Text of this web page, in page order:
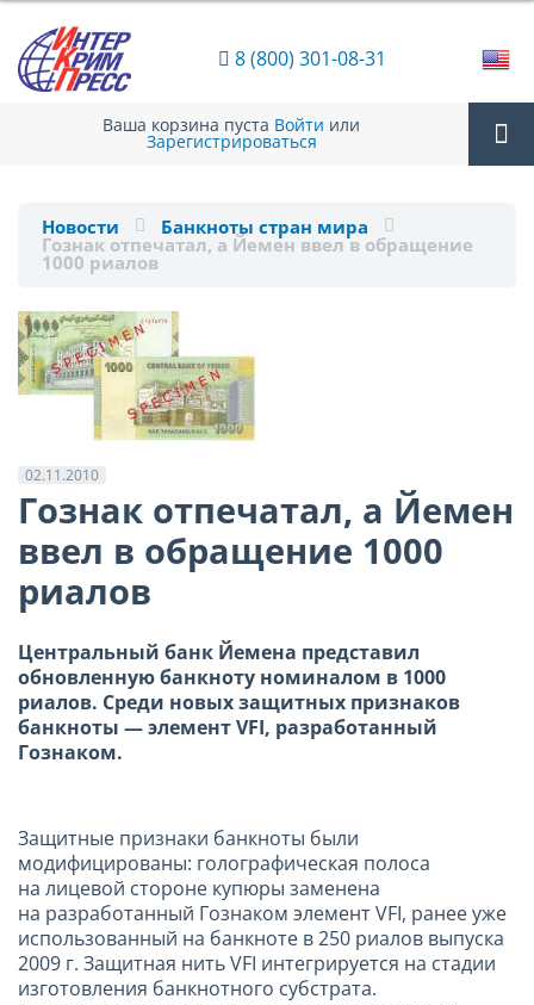
8 (800) 301-08-31
Ваша корзина пуста Войти или
Зарегистрироваться
Новости Банкноты стран мира
Гознак отпечатал, а Йемен ввел в обращение
1000 риалов
02.11.2010
Гознак отпечатал, а Йемен
ввел в обращение 1000
риалов
Центральный банк Йемена представил
обновленную банкноту номиналом в 1000
риалов. Среди новых защитных признаков
банкноты — элемент VFI, разработанный
Гознаком.
Защитные признаки банкноты были
модифицированы: голографическая полоса
на лицевой стороне купюры заменена
на разработанный Гознаком элемент VFI, ранее уже
использованный на банкноте в 250 риалов выпуска
2009 г. Защитная нить VFI интегрируется на стадии
изготовления банкнотного субстрата.